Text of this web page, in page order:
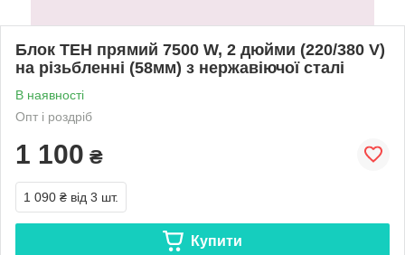
Блок ТЕН прямий 7500 W, 2 дюйми (220/380 V)
на різьбленні (58мм) з нержавіючої сталі
В наявності
Опт і роздріб
1 100 ₴
1 090 ₴ від 3 шт.
Купити